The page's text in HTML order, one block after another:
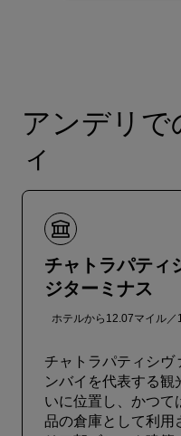
アンデリ
ィ
チャトラパティ
ジターミナス
ホテルから12.07マイル
チャトラパティシ
ンバイを代表する
いに位置し、かつ
品の倉庫として利用